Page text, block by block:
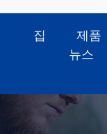
집 제품
뉴스